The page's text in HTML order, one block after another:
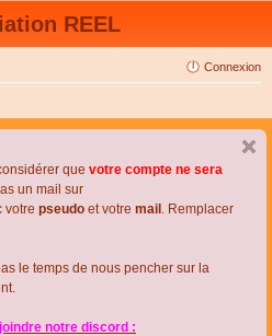
REEL
Connexion
que votre compte ne sera
un mail sur
votre pseudo et votre mail . Remplacer
le temps de nous pencher sur la
notre discord :